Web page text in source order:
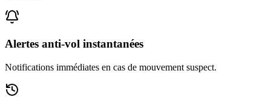
Alertes anti-vol instantanées
Notifications immédiates en cas de mouvement suspect.